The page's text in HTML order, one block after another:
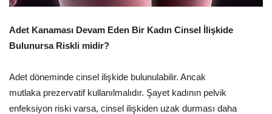
Adet Kanaması Devam Eden Bir Kadın Cinsel İlişkide
Bulunursa Riskli midir?
Adet döneminde cinsel ilişkide bulunulabilir. Ancak
mutlaka prezervatif kullanılmalıdır. Şayet kadının pelvik
enfeksiyon riski varsa, cinsel ilişkiden uzak durması daha